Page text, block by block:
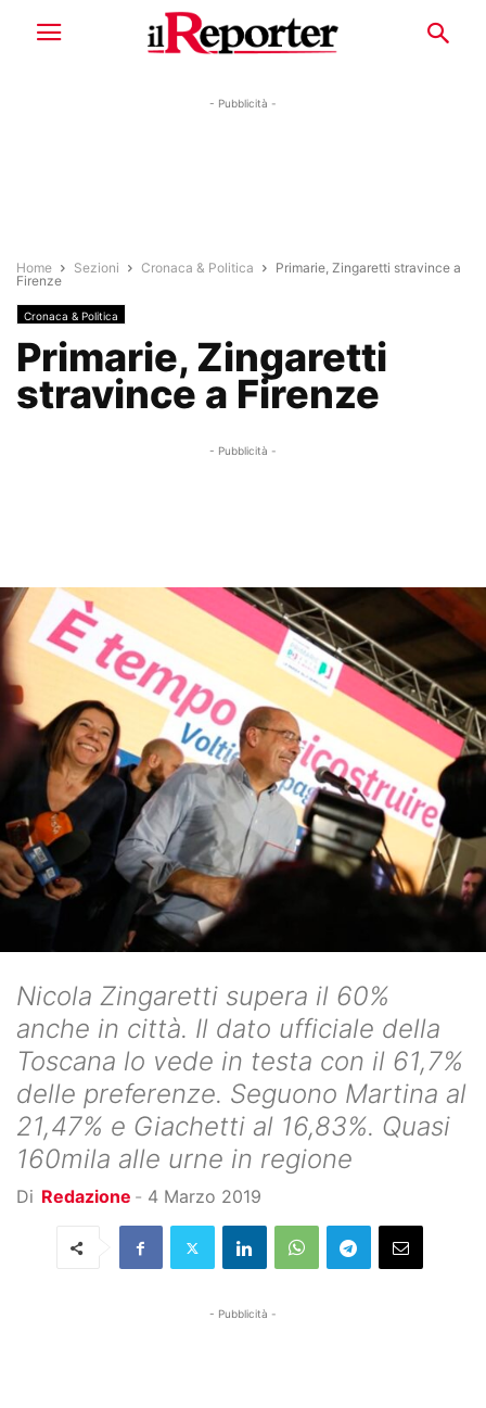
- Pubblicità -
Home Sezioni Cronaca & Politica
Primarie, Zingaretti stravince a
Firenze
Cronaca & Politica
Primarie, Zingaretti
stravince a Firenze
- Pubblicità -
Nicola Zingaretti supera il 60%
anche in città. Il dato ufficiale della
Toscana lo vede in testa con il 61,7%
delle preferenze. Seguono Martina al
21,47% e Giachetti al 16,83%. Quasi
160mila alle urne in regione
Di Redazione - 4 Marzo 2019
- Pubblicità -